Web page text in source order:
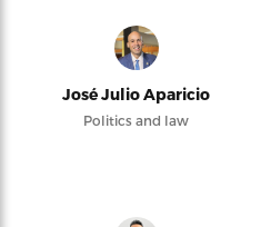
José Julio Aparicio
Politics and law